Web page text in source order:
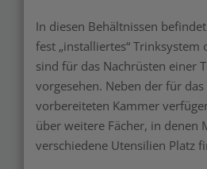
In diesen Behältnissen
fest „installiertes“ Trinksystem
sind für das Nachrüsten einer
vorgesehen. Neben der für
vorbereiteten Kammer
über weitere Fächer, in denen
verschiedene Utensilien Platz